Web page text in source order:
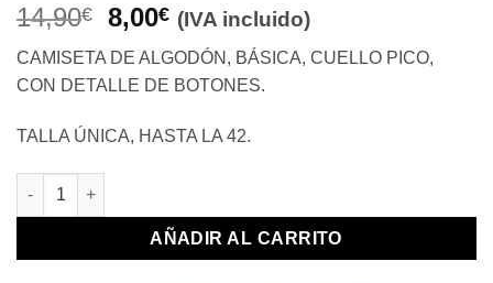
14,90€
El
original
era:
14,90€.
8,00€El
precio
actual
es:
8,00€.
(IVA incluido)
CAMISETA DE ALGODÓN, BÁSICA, CUELLO PICO,
CON DETALLE DE BOTONES.
TALLA ÚNICA, HASTA LA 42.
BÁSICA CUELLO PICO ROSA cantidad
AÑADIR AL CARRITO